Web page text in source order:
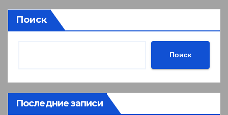
Поиск
Поиск
Последние записи